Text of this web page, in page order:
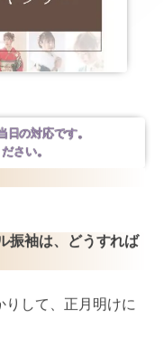
の対応です。
さい。
振袖は、どうすれば
りして、正月明けに